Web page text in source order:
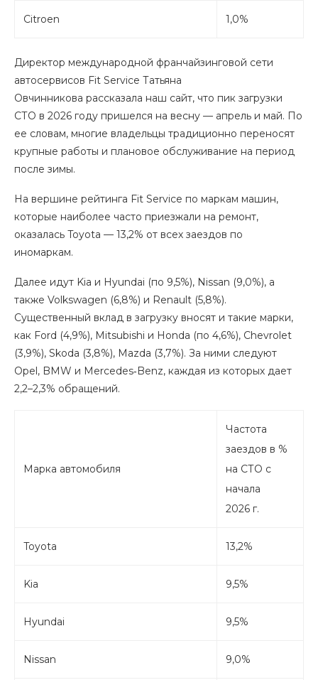
Citroen 1,0%
Директор международной франчайзинговой сети
автосервисов Fit Service Татьяна
Овчинникова рассказала наш сайт, что пик загрузки
СТО в 2026 году пришелся на весну — апрель и май. По
ее словам, многие владельцы традиционно переносят
крупные работы и плановое обслуживание на период
после зимы.
На вершине рейтинга Fit Service по маркам машин,
которые наиболее часто приезжали на ремонт,
оказалась Toyota — 13,2% от всех заездов по
иномаркам.
Далее идут Kia и Hyundai (по 9,5%), Nissan (9,0%), а
также Volkswagen (6,8%) и Renault (5,8%).
Существенный вклад в загрузку вносят и такие марки,
как Ford (4,9%), Mitsubishi и Honda (по 4,6%), Chevrolet
(3,9%), Skoda (3,8%), Mazda (3,7%). За ними следуют
Opel, BMW и Mercedes‑Benz, каждая из которых дает
2,2–2,3% обращений.
Марка автомобиля
Частота
заездов в %
на СТО с
начала
2026 г.
Toyota 13,2%
Kia 9,5%
Hyundai 9,5%
Nissan 9,0%